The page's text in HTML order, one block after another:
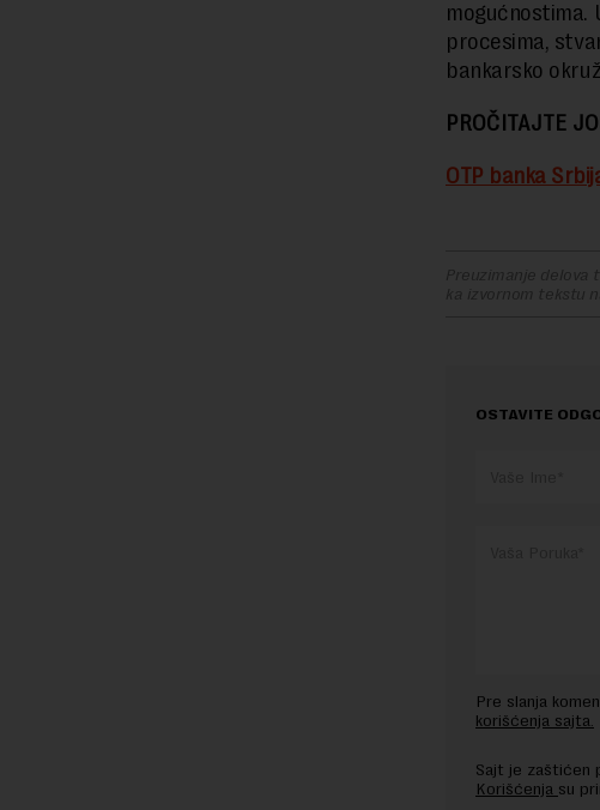
mogućnostima.
procesima,
bankarsko
PROČITAJTE
OTP banka
Preuzimanje delova
ka izvornom tekstu
OSTAVITE
Pre slanja
korišćenja sajta.
Sajt je zaštićen
Korišćenja su